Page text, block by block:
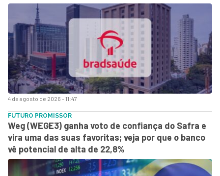
4 de agosto de 2026 - 11:47
FUTURO PROMISSOR
Weg (WEGE3) ganha voto de confiança do Safra e
vira uma das suas favoritas; veja por que o banco
vê potencial de alta de 22,8%